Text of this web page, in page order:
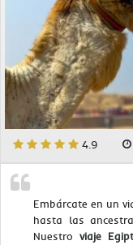
4.9
Embárcate en un
hasta las
Nuestro viaje